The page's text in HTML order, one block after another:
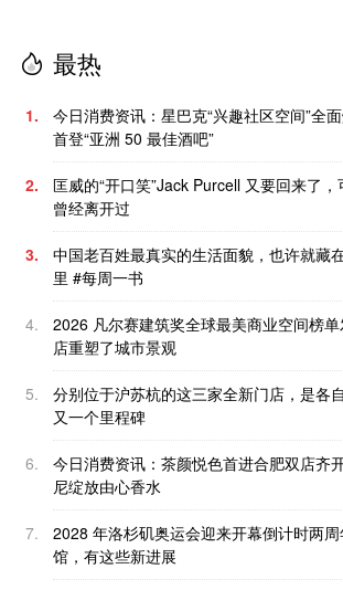
最热
1.
今日消费资讯：星巴克“兴趣社区空间”全
首登“亚洲 50 最佳酒吧”
2.
匡威的“开口笑”Jack Purcell 又要回来了
曾经离开过
3.
中国老百姓最真实的生活面貌，也许就藏
里 #每周一书
4.
2026 凡尔赛建筑奖全球最美商业空间榜
店重塑了城市景观
5.
分别位于沪苏杭的这三家全新门店，是各
又一个里程碑
6.
今日消费资讯：茶颜悦色首进合肥双店齐
尼绽放由心香水
7.
2028 年洛杉矶奥运会迎来开幕倒计时两
馆，有这些新进展